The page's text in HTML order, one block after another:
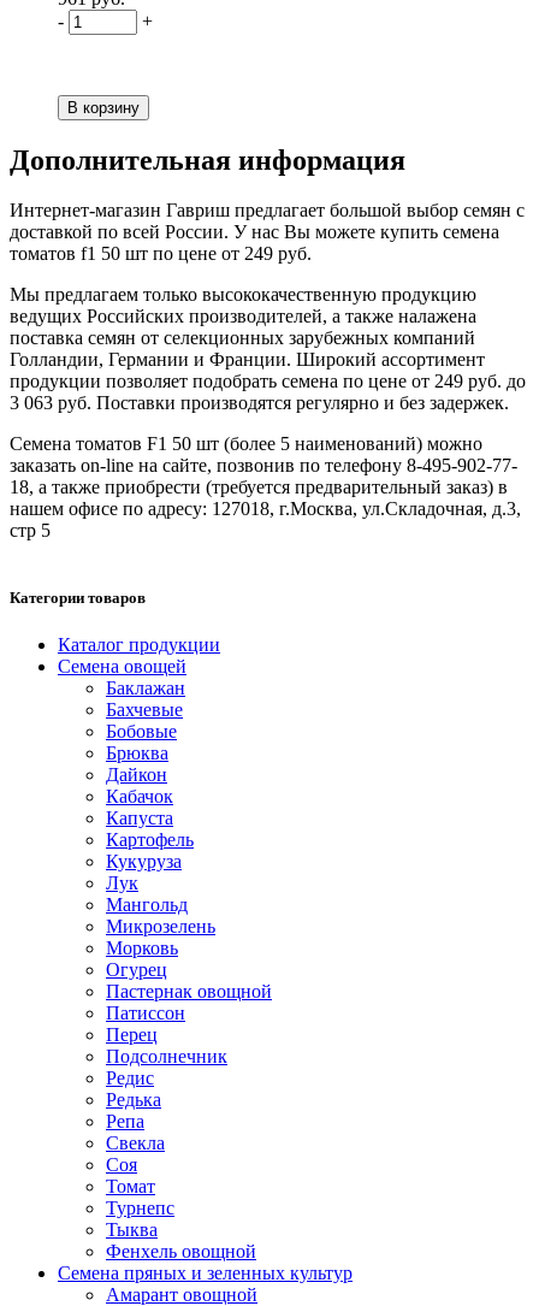
-
+
Дополнительная информация
Интернет-магазин Гавриш предлагает большой выбор семян с
доставкой по всей России. У нас Вы можете купить семена
томатов f1 50 шт по цене от 249 руб.
Мы предлагаем только высококачественную продукцию
ведущих Российских производителей, а также налажена
поставка семян от селекционных зарубежных компаний
Голландии, Германии и Франции. Широкий ассортимент
продукции позволяет подобрать семена по цене от 249 руб. до
3 063 руб. Поставки производятся регулярно и без задержек.
Семена томатов F1 50 шт (более 5 наименований) можно
заказать on-line на сайте, позвонив по телефону 8-495-902-77-
18, а также приобрести (требуется предварительный заказ) в
нашем офисе по адресу: 127018, г.Москва, ул.Складочная, д.3,
стр 5
Категории товаров
Каталог продукции
Семена овощей
Баклажан
Бахчевые
Бобовые
Брюква
Дайкон
Кабачок
Капуста
Картофель
Кукуруза
Лук
Мангольд
Микрозелень
Морковь
Огурец
Пастернак овощной
Патиссон
Перец
Подсолнечник
Редис
Редька
Репа
Свекла
Соя
Томат
Турнепс
Тыква
Фенхель овощной
Семена пряных и зеленных культур
Амарант овощной